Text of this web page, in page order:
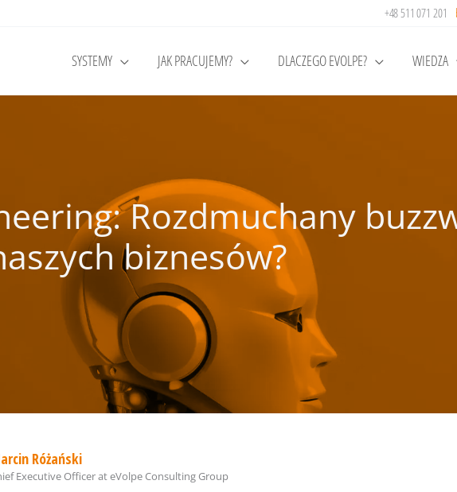
+48 511 071 201
SYSTEMY JAK PRACUJEMY? DLACZEGO EVOLPE? WIEDZA
Rozdmuchany
biznesów?
Różański
Executive OfficerateVolpe Consulting Group